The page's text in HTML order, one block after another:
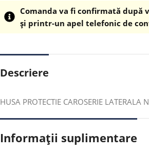
Comanda va fi confirmată după
și printr-un apel telefonic de
Descriere
HUSA PROTECTIE CAROSERIE LATERALA
Informații suplimentare